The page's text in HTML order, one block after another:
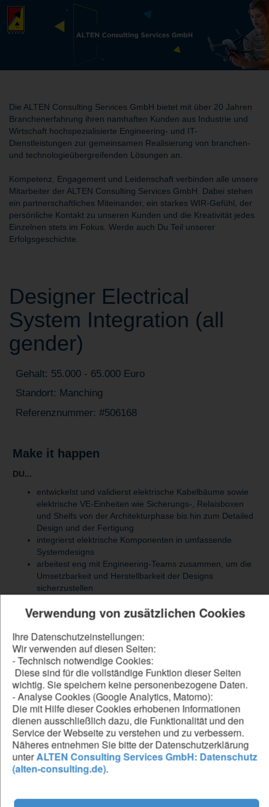
Verwendung von zusätzlichen Cookies
Ihre Datenschutzeinstellungen:
Wir verwenden auf diesen Seiten:
- Technisch notwendige Cookies:
Diese sind für die vollständige Funktion dieser Seiten
wichtig. Sie speichern keine personenbezogene Daten.
- Analyse Cookies (Google Analytics, Matomo):
Die mit Hilfe dieser Cookies erhobenen Informationen
dienen ausschließlich dazu, die Funktionalität und den
Service der Webseite zu verstehen und zu verbessern.
Näheres entnehmen Sie bitte der Datenschutzerklärung
unterALTEN Consulting Services GmbH: Datenschutz
(alten-consulting.de).
Die ALTEN Consulting Services GmbH bietet mit über 20 Jahren
Branchenerfahrung ihren namhaften Kunden aus Industrie und
Wirtschaft hochspezialisierte Engineering- und IT-
Dienstleistungen zur gemeinsamen Realisierung von branchen-
und technologieübergreifenden Lösungen an.
Kompetenz, Engagement und Leidenschaft verbinden alle unsere
Mitarbeiter der ALTEN Consulting Services GmbH. Dabei stehen
ein partnerschaftliches Miteinander, ein starkes WIR-Gefühl, der
persönliche Kontakt zu unseren Kunden und die Kreativität jedes
Einzelnen stets im Fokus. Werde auch Du Teil unserer
Erfolgsgeschichte.
Designer Electrical
System Integration (all
gender)
Gehalt: 55.000 - 65.000 Euro
Standort: Manching
Referenznummer: #506168
Make it happen
DU...
entwickelst und validierst elektrische Kabelbäume sowie
elektrische VE-Einheiten wie Sicherungs-, Relaisboxen
und Shelfs von der Architekturphase bis hin zum Detailed
Design und der Fertigung
integrierst elektrische Komponenten in umfassende
Systemdesigns
arbeitest eng mit Engineering-Teams zusammen, um die
Umsetzbarkeit und Herstellbarkeit der Designs
sicherzustellen
Konzeptphase über die Produktion bis zur Integration
dokumentierst Designprozesse, Spezifikationen und
Änderungen sorgfältig und nachvollziehbar
nimmst an Design-Reviews teil und bringst Deine
technische Expertise aktiv ein
Be our forward thinker
DU...
verfügst über ein abgeschlossenes Studium
im Ingenieurwesen mit Master- oder Diplomabschluss
bringst Berufserfahrung als Design Engineer mit